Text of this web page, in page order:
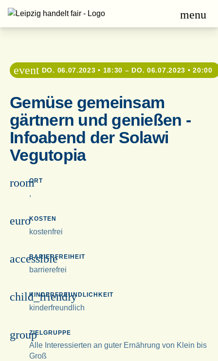
menu
event DO. 06.07.2023 • 18:30 – DO. 06.07.2023 • 20:00
Gemüse gemeinsam
gärtnern und genießen -
Infoabend der Solawi
Vegutopia
roomORT
,
euroKOSTEN
kostenfrei
accessible
BARIERFREIHEIT
barrierefrei
child_friendly
KINDERFREUNDLICHKEIT
kinderfreundlich
groupZIELGRUPPE
Alle Interessierten an guter Ernährung von Klein bis
Groß